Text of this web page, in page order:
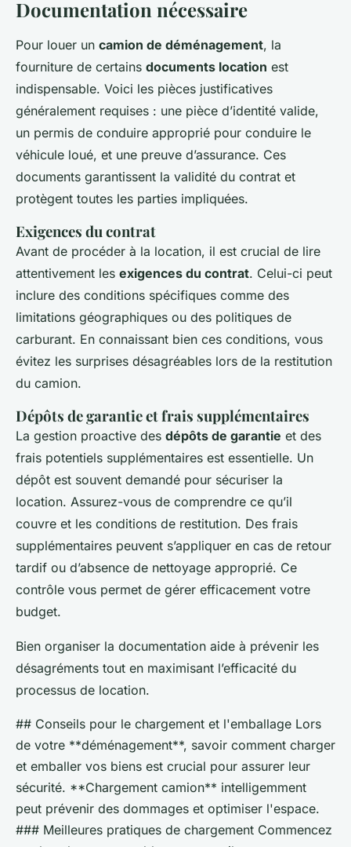
Documentation nécessaire
Pour louer un camion de déménagement, la
fourniture de certains documents location est
indispensable. Voici les pièces justificatives
généralement requises : une pièce d’identité valide,
un permis de conduire approprié pour conduire le
véhicule loué, et une preuve d’assurance. Ces
documents garantissent la validité du contrat et
protègent toutes les parties impliquées.
Exigences du contrat
Avant de procéder à la location, il est crucial de lire
attentivement les exigences du contrat. Celui-ci peut
inclure des conditions spécifiques comme des
limitations géographiques ou des politiques de
carburant. En connaissant bien ces conditions, vous
évitez les surprises désagréables lors de la restitution
du camion.
Dépôts de garantie et frais supplémentaires
La gestion proactive des dépôts de garantie et des
frais potentiels supplémentaires est essentielle. Un
dépôt est souvent demandé pour sécuriser la
location. Assurez-vous de comprendre ce qu’il
couvre et les conditions de restitution. Des frais
supplémentaires peuvent s’appliquer en cas de retour
tardif ou d’absence de nettoyage approprié. Ce
contrôle vous permet de gérer efficacement votre
budget.
Bien organiser la documentation aide à prévenir les
désagréments tout en maximisant l’efficacité du
processus de location.
## Conseils pour le chargement et l'emballage Lors
de votre **déménagement**, savoir comment charger
et emballer vos biens est crucial pour assurer leur
sécurité. **Chargement camion** intelligemment
peut prévenir des dommages et optimiser l'espace.
### Meilleures pratiques de chargement Commencez